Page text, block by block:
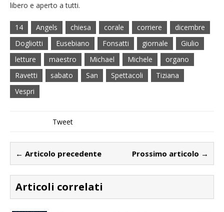
libero e aperto a tutti.
14 Angels chiesa corale corriere
dicembre
Dogliotti
Eusebiano Fonsatti giornale
Giulio
letture
maestro Michael Michele
organo
Ravetti
sabato San Spettacoli
Tiziana
Vespri
Tweet
← Articolo precedente Prossimo articolo →
Articoli correlati